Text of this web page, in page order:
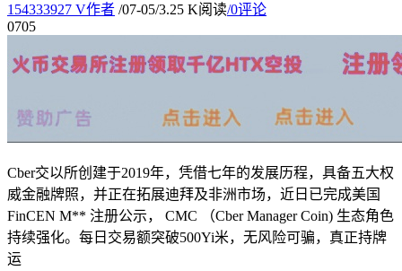
154333927 V作者 /07-05/3.25 K阅读/0评论
0705
Cber交以所创建于2019年，凭借七年的发展历程，具备五大权
威金融牌照，并正在拓展迪拜及非洲市场，近日已完成美国
FinCEN M** 注册公示， CMC （Cber Manager Coin) 生态角色
持续强化。每日交易额突破500Yi米，无风险可骗，真正持牌
运